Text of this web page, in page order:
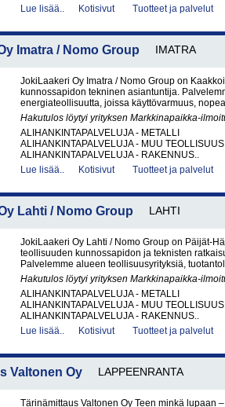
Lue lisää..
Kotisivut Tuotteet ja palvelut
Imatra / Nomo Group IMATRA
JokiLaakeri Oy Imatra / Nomo Group on
kunnossapidon tekninen asiantuntija.
energiateollisuutta, joissa käyttövarmuus,
Hakutulos löytyi yrityksen Markkinapaikka-
ALIHANKINTAPALVELUJA - METALLI
ALIHANKINTAPALVELUJA - MUU TEOLLISUUS
ALIHANKINTAPALVELUJA - RAKENNUS..
Lue lisää..
Kotisivut Tuotteet ja palvelut
Lahti / Nomo Group LAHTI
JokiLaakeri Oy Lahti / Nomo Group on Päijät-
teollisuuden kunnossapidon ja teknisten
Palvelemme alueen teollisuusyrityksiä,
Hakutulos löytyi yrityksen Markkinapaikka-
ALIHANKINTAPALVELUJA - METALLI
ALIHANKINTAPALVELUJA - MUU TEOLLISUUS
ALIHANKINTAPALVELUJA - RAKENNUS..
Lue lisää..
Kotisivut Tuotteet ja palvelut
Valtonen Oy LAPPEENRANTA
Tärinämittaus Valtonen Oy Teen minkä lupaan